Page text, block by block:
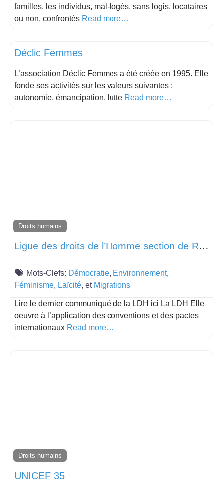
familles, les individus, mal-logés, sans logis, locataires
ou non, confrontés Read more…
Déclic Femmes
L’association Déclic Femmes a été créée en 1995. Elle
fonde ses activités sur les valeurs suivantes :
autonomie, émancipation, lutte Read more…
Droits humains
Ligue des droits de l’Homme section de Rennes
Mots-Clefs: Démocratie, Environnement,
Féminisme, Laïcité, et Migrations
Lire le dernier communiqué de la LDH ici La LDH Elle
oeuvre à l’application des conventions et des pactes
internationaux Read more…
Droits humains
UNICEF 35